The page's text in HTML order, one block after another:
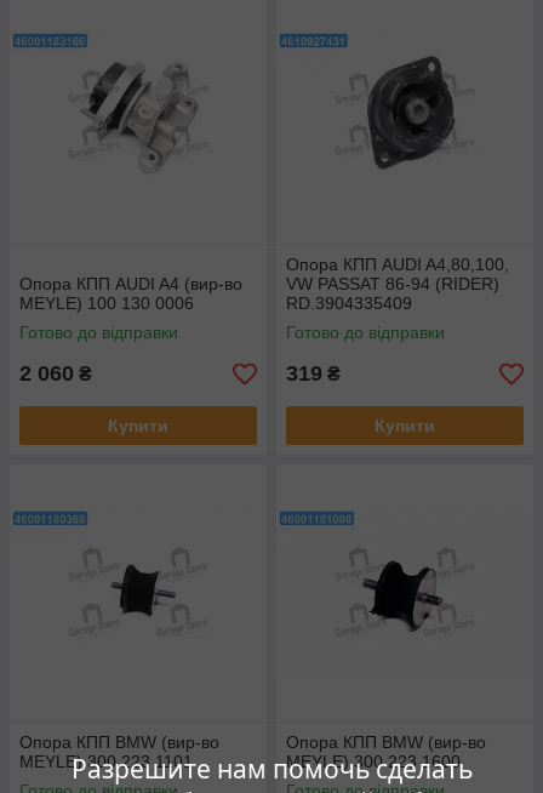
Разрешите нам помочь сделать
Опора КПП AUDI A4 (вир-во
MEYLE) 100 130 0006
Готово до відправки
2 060 ₴
Купити
Опора КПП AUDI A4,80,100,
VW PASSAT 86-94 (RIDER)
RD.3904335409
Готово до відправки
319 ₴
Купити
Опора КПП BMW (вир-во
MEYLE) 300 223 1101
Опора КПП BMW (вир-во
MEYLE) 300 223 1600